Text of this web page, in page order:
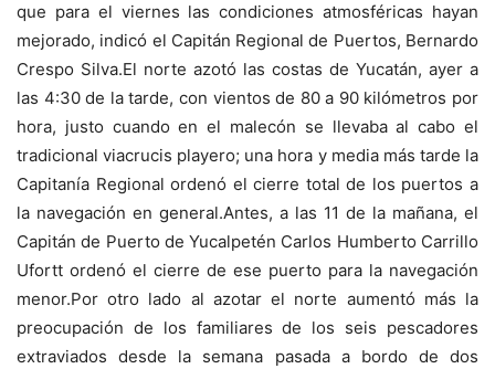
que para el viernes las condiciones atmosféricas hayan
mejorado, indicó el Capitán Regional de Puertos, Bernardo
Crespo Silva.El norte azotó las costas de Yucatán, ayer a
las 4:30 de la tarde, con vientos de 80 a 90 kilómetros por
hora, justo cuando en el malecón se llevaba al cabo el
tradicional viacrucis playero; una hora y media más tarde la
Capitanía Regional ordenó el cierre total de los puertos a
la navegación en general.Antes, a las 11 de la mañana, el
Capitán de Puerto de Yucalpetén Carlos Humberto Carrillo
Ufortt ordenó el cierre de ese puerto para la navegación
menor.Por otro lado al azotar el norte aumentó más la
preocupación de los familiares de los seis pescadores
extraviados desde la semana pasada a bordo de dos